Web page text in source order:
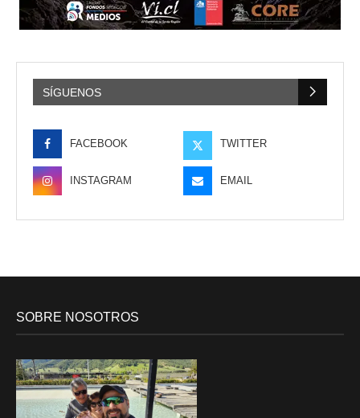
SÍGUENOS
FACEBOOK TWITTER
INSTAGRAM EMAIL
SOBRE NOSOTROS